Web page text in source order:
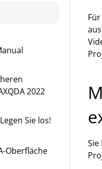
2022
Sie los!
Oberfläche